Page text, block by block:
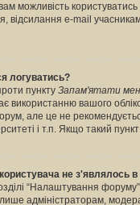
можливість
відсилання e-mail
логуватись?
пункту Запам'ятати
використанню вашого
але це не
і т.п. Якщо такий
не з'являлось
“Налаштування форуму”
адміністраторам,